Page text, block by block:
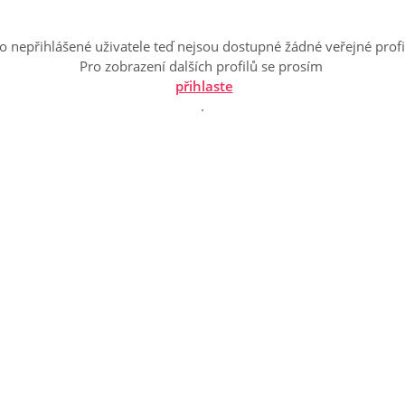
nepřihlášené uživatele teď nejsou dostupné žádné veřejné
Pro zobrazení dalších profilů se prosím
přihlaste
.